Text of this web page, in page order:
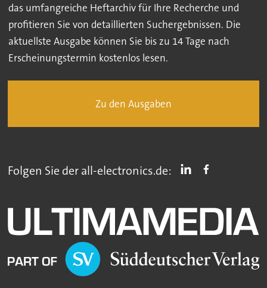
das umfangreiche Heftarchiv für Ihre Recherche und
profitieren Sie von detaillierten Suchergebnissen. Die
aktuellste Ausgabe können Sie bis zu 14 Tage nach
Erscheinungstermin kostenlos lesen.
Zu den Ausgaben
Folgen Sie der all-electronics.de: